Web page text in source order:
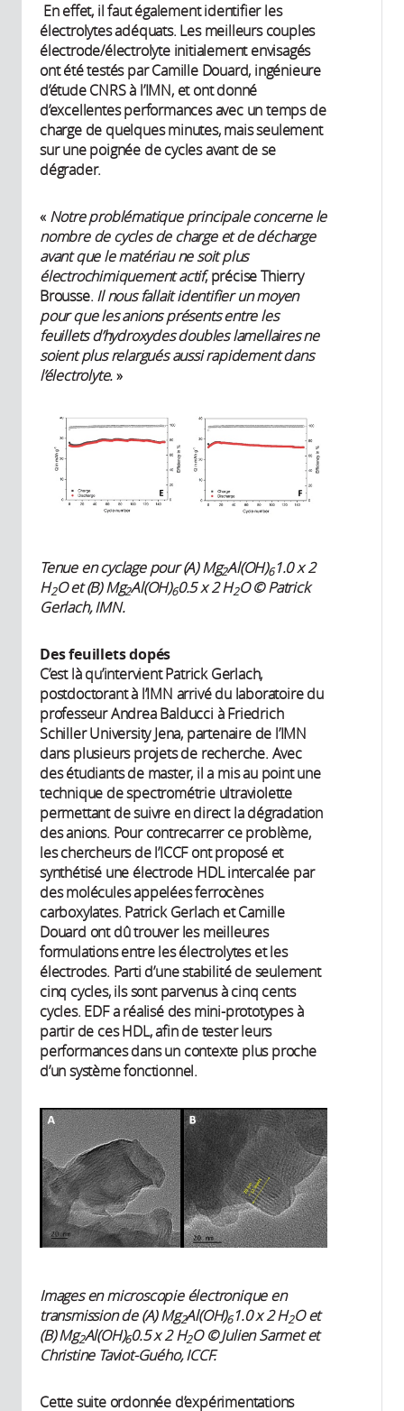
En effet, il faut également identifier les
électrolytes adéquats. Les meilleurs couples
électrode/électrolyte initialement envisagés
ont été testés par Camille Douard, ingénieure
d’étude CNRS à l’IMN, et ont donné
d’excellentes performances avec un temps de
charge de quelques minutes, mais seulement
sur une poignée de cycles avant de se
dégrader.
« Notre problématique principale concerne le
nombre de cycles de charge et de décharge
avant que le matériau ne soit plus
électrochimiquement actif, précise Thierry
Brousse. Il nous fallait identifier un moyen
pour que les anions présents entre les
feuillets d’hydroxydes doubles lamellaires ne
soient plus relargués aussi rapidement dans
l’électrolyte.»
Tenue en cyclage pour (A) Mg2Al(OH)61.0 x 2
H2O et (B) Mg2Al(OH)60.5 x 2 H2O © Patrick
Gerlach, IMN.
Des feuillets dopés
C’est là qu’intervient Patrick Gerlach,
postdoctorant à l’IMN arrivé du laboratoire du
professeur Andrea Balducci à Friedrich
Schiller University Jena, partenaire de l’IMN
dans plusieurs projets de recherche. Avec
des étudiants de master, il a mis au point une
technique de spectrométrie ultraviolette
permettant de suivre en direct la dégradation
des anions. Pour contrecarrer ce problème,
les chercheurs de l’ICCF ont proposé et
synthétisé une électrode HDL intercalée par
des molécules appelées ferrocènes
carboxylates. Patrick Gerlach et Camille
Douard ont dû trouver les meilleures
formulations entre les électrolytes et les
électrodes. Parti d’une stabilité de seulement
cinq cycles, ils sont parvenus à cinq cents
cycles. EDF a réalisé des mini-prototypes à
partir de ces HDL, afin de tester leurs
performances dans un contexte plus proche
d’un système fonctionnel.
Images en microscopie électronique en
transmission de (A) Mg2Al(OH)61.0 x 2 H2O et
(B) Mg2Al(OH)60.5 x 2 H2O © Julien Sarmet et
Christine Taviot-Guého, ICCF.
Cette suite ordonnée d’expérimentations